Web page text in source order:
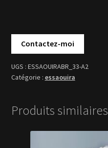
ESSAOUIRABR_33-A2
essaouira
Produits similaires